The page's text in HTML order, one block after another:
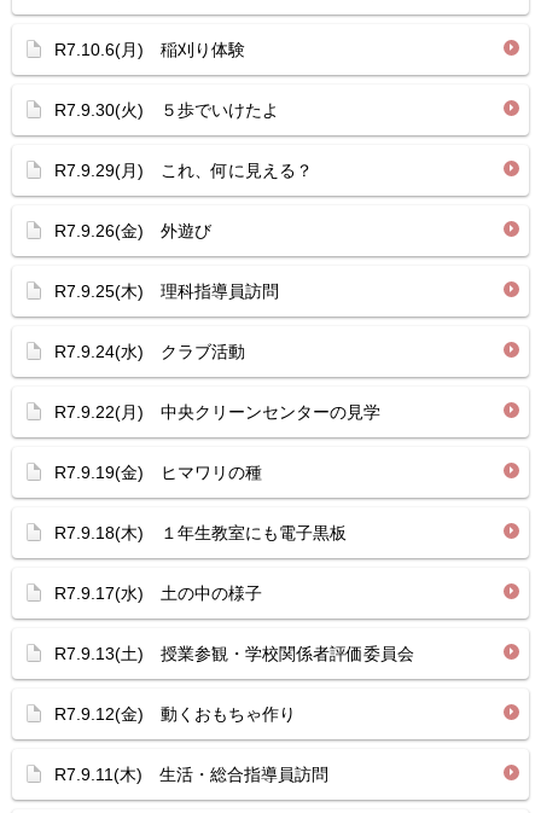
R7.10.6(月) 稲刈り体験
R7.9.30(火) ５歩でいけたよ
R7.9.29(月) これ、何に見える？
R7.9.26(金) 外遊び
R7.9.25(木) 理科指導員訪問
R7.9.24(水) クラブ活動
R7.9.22(月) 中央クリーンセンターの見学
R7.9.19(金) ヒマワリの種
R7.9.18(木) １年生教室にも電子黒板
R7.9.17(水) 土の中の様子
R7.9.13(土) 授業参観・学校関係者評価委員会
R7.9.12(金) 動くおもちゃ作り
R7.9.11(木) 生活・総合指導員訪問